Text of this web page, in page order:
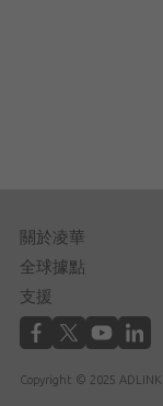
關於凌華
全球據點
支援
Copyright © 2025 ADLINK